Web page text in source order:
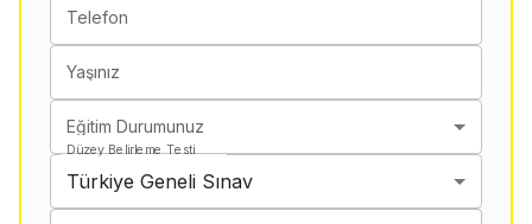
Telefon
Yaşınız
Eğitim Durumunuz
Düzey Belirleme Testi
Türkiye Geneli Sınav